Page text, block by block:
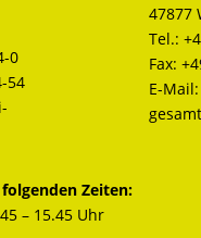
0
54
47877
Tel.:
Fax:
E-Mail:
Zeiten:
– 15.45 Uhr